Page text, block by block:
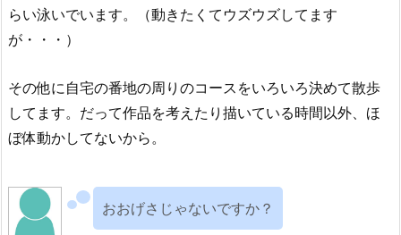
らい泳いでいます。（動きたくてウズウズしてます
が・・・）
その他に自宅の番地の周りのコースをいろいろ決めて散歩
してます。だって作品を考えたり描いている時間以外、ほ
ぼ体動かしてないから。
おおげさじゃないですか？